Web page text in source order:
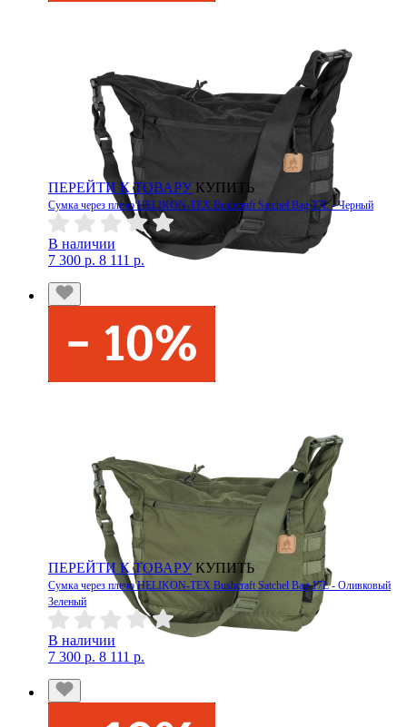
ПЕРЕЙТИ К ТОВАРУ КУПИТЬ
Сумка через плечо HELIKON-TEX Bushcraft Satchel Bag 17L - Черный
В наличии
7 300 р. 8 111 р.
ПЕРЕЙТИ К ТОВАРУ КУПИТЬ
Сумка через плечо HELIKON-TEX Bushcraft Satchel Bag 17L - Оливковый
Зеленый
В наличии
7 300 р. 8 111 р.